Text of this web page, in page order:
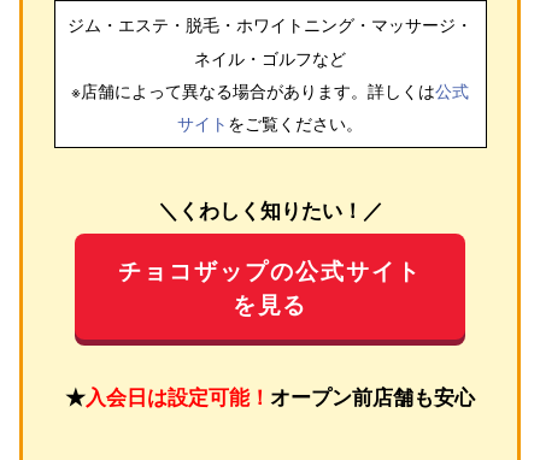
ジム・エステ・脱毛・ホワイトニング・マッサージ・
ネイル・ゴルフなど
※店舗によって異なる場合があります。詳しくは公式
サイト をご覧ください。
＼くわしく知りたい！／
チョコザップの公式サイト
を見る
★入会日は設定可能！ オープン前店舗も安心